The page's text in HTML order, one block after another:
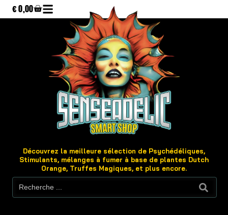
€0,00
Découvrez la meilleure sélection de Psychédéliques,
Stimulants, mélanges à fumer à base de plantes Dutch
Orange, Truffes Magiques, et plus encore.